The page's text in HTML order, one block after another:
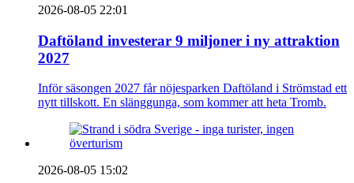
2026-08-05 22:01
Daftöland investerar 9 miljoner i ny attraktion
2027
Inför säsongen 2027 får nöjesparken Daftöland i Strömstad ett
nytt tillskott. En slänggunga, som kommer att heta Tromb.
2026-08-05 15:02